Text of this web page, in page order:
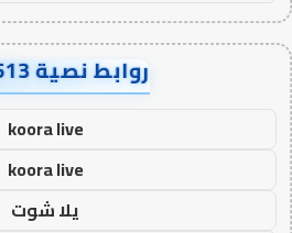
روابط نصية AA80513
koora live
koora live
يلا شوت